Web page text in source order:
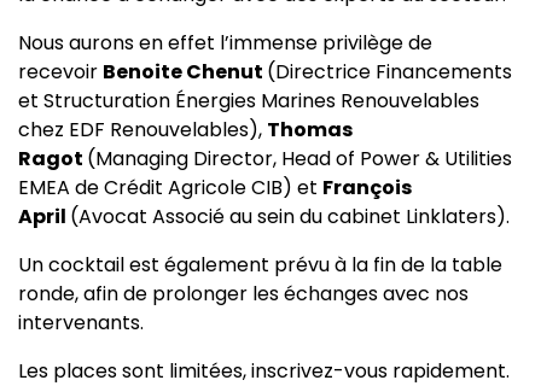
Nous aurons en effet l’immense privilège de
recevoir Benoite Chenut (Directrice Financements
et Structuration Énergies Marines Renouvelables
chez EDF Renouvelables), Thomas
Ragot (Managing Director, Head of Power & Utilities
EMEA de Crédit Agricole CIB) et François
April (Avocat Associé au sein du cabinet Linklaters).
Un cocktail est également prévu à la fin de la table
ronde, afin de prolonger les échanges avec nos
intervenants.
Les places sont limitées, inscrivez-vous rapidement.